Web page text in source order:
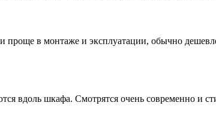
проще в монтаже и эксплуатации, обычно
вдоль шкафа. Смотрятся очень современно